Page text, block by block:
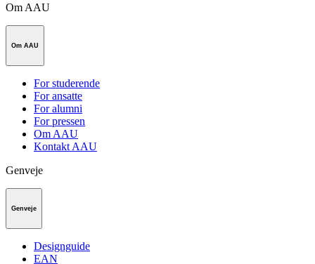
Om AAU
Om AAU
For studerende
For ansatte
For alumni
For pressen
Om AAU
Kontakt AAU
Genveje
Genveje
Designguide
EAN